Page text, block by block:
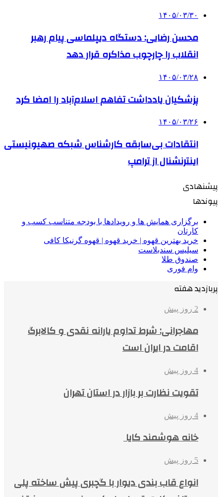
۱۴۰۵/۰۳/۳۰
محسن رضایی: دستگاه دیپلماسی پیام رهبر
انقلاب را چارچوب مذاکره قرار دهد
۱۴۰۵/۰۳/۲۸
پزشکیان یادداشت تفاهم اسلام‌آباد را امضا کرد
۱۴۰۵/۰۳/۲۶
انتقادات بی‌سابقه کارشناس شبکه صهیونیستی
اینترنشنال از ترامپ
پیشنهادی
پیوندها
برگزاری همایش ها و رویدادها با بودجه متناسب کسب و
کارتان
خرید بهترین قهوه | خرید قهوه | قهوه گرنیکا کافی
سیلیس سندبلاست
صندوق طلا
وام فوری
پربازدید هفته
2 روز پیش
مهاجرانی: شرط تداوم یارانه نقدی و کالابرگ
اقامت در ایران است
4 روز پیش
تقویت نظارت بر بازار در استان تهران
4 روز پیش
خانه هوشمند کایا
5 روز پیش
انواع قاب بندی دیوار با گچبری پیش ساخته پلی